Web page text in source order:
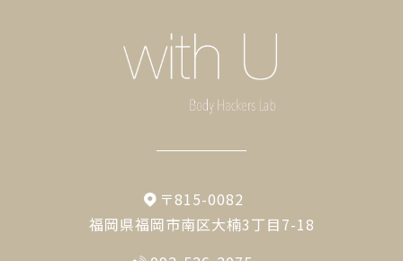
〒815-0082
福岡県福岡市南区大楠3丁目7-18